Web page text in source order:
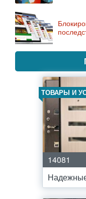
ТОВАРЫ И
14081